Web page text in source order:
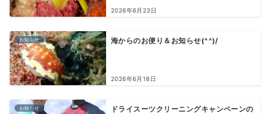
2026年6月23日
お知らせ 海からのお便り＆お知らせ(^^)/
2026年6月18日
お知らせ
ドライスーツクリーニングキャンペーンの